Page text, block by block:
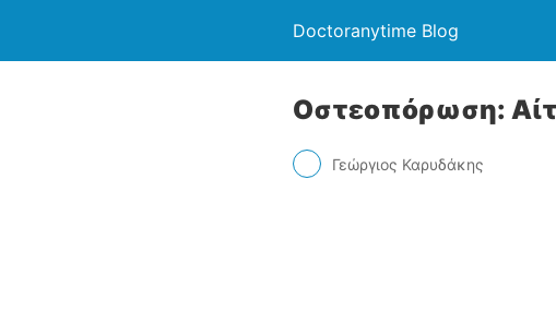
Doctoranytime Blog
Οστεοπόρωση:
Γεώργιος Καρυδάκης